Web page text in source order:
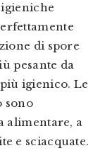
di spore
pesante da
igienico. Le
sono
alimentare, a
e sciacquate.